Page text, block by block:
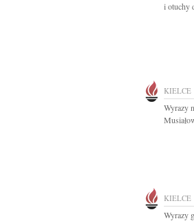
i otuchy
KIELCE
Wyrazy
KIELCE
Wyrazy